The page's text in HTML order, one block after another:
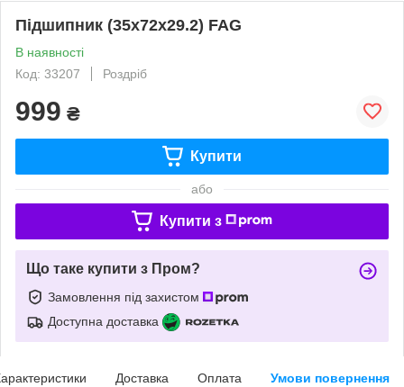
Підшипник (35x72x29.2) FAG
В наявності
Код: 33207
Роздріб
999 ₴
Купити
або
Купити з
Що таке купити з Пром?
Замовлення під захистом
Доступна доставка
Доставка Оплата Умови повернення